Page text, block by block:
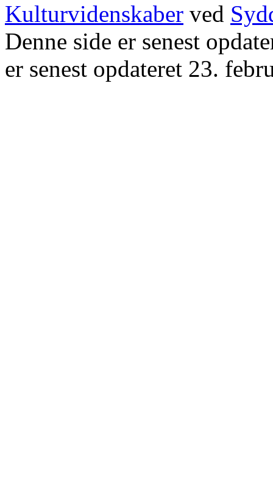
Kulturvidenskaber ved
Denne side er senest
er senest opdateret 23.